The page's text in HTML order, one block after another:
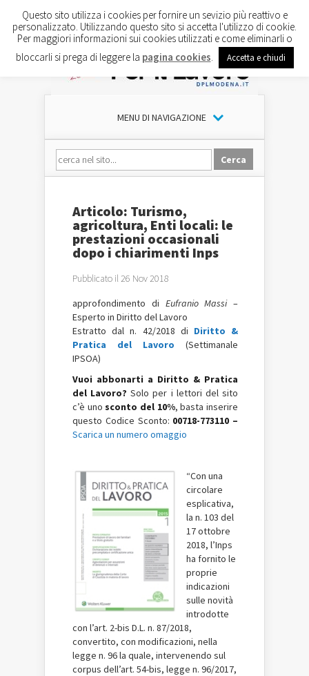
MENU DI NAVIGAZIONE
Articolo: Turismo,
agricoltura, Enti locali: le
prestazioni occasionali
dopo i chiarimenti Inps
Pubblicato il 26 Nov 2018
approfondimento di Eufranio Massi –
Esperto in Diritto del Lavoro
Estratto dal n. 42/2018 di Diritto &
Pratica del Lavoro (Settimanale
IPSOA)
Vuoi abbonarti a Diritto & Pratica
del Lavoro? Solo per i lettori del sito
c’è uno sconto del 10%, basta inserire
questo Codice Sconto: 00718-773110 –
Scarica un numero omaggio
“Con una
circolare
esplicativa,
la n. 103 del
17 ottobre
2018, l’Inps
ha fornito le
proprie
indicazioni
sulle novità
introdotte
con l’art. 2-bis D.L. n. 87/2018,
convertito, con modificazioni, nella
legge n. 96 la quale, intervenendo sul
corpus dell’art. 54-bis, legge n. 96/2017,
Questo sito utilizza i cookies per fornire un sevizio più reattivo e
personalizzato. Utilizzando questo sito si accetta l'utilizzo di cookie.
Per maggiori informazioni sui cookies utilizzati e come eliminarli o
bloccarli si prega di leggere la pagina cookies Accetta e chiudi